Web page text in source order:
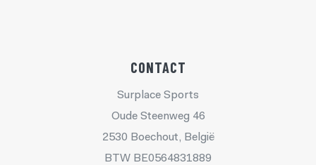
CONTACT
Surplace Sports
Oude Steenweg 46
2530 Boechout, België
BTW BE0564831889